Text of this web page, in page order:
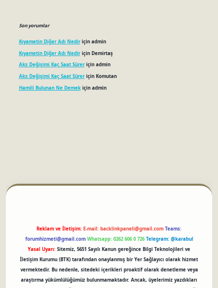
Son yorumlar
Kıyametin Diğer Adı Nediriçin admin
Kıyametin Diğer Adı Nediriçin Demirtaş
Aks Değişimi Kaç Saat Süreriçin admin
Aks Değişimi Kaç Saat Süreriçin Komutan
Hamili Bulunan Ne Demekiçin admin
Reklam ve İletişim: E-mail: backlinkpaneli@gmail.com Teams:
forumhizmeti@gmail.com Whatsapp: 0262 606 0 726 Telegram: @karabul
Yasal Uyarı: Sitemiz, 5651 Sayılı Kanun gereğince Bilgi Teknolojileri ve
İletişim Kurumu (BTK) tarafından onaylanmış bir Yer Sağlayıcı olarak hizmet
vermektedir. Bu nedenle, sitedeki içerikleri proaktif olarak denetleme veya
araştırma yükümlülüğümüz bulunmamaktadır. Ancak, üyelerimiz yazdıkları